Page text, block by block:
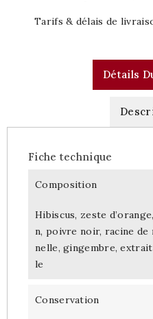
Tarifs & délais de
Détails
Fiche technique
Composition
Hibiscus, zeste
n, poivre noir, racine de
nelle, gingembre,
le
Conservation